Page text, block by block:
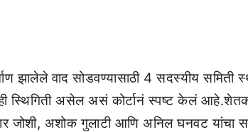
झालेले वाद सोडवण्यासाठी 4 सदस्यीय समिती
असेल असं कोर्टानं स्पष्ट केलं
जोशी, अशोक गुलाटी आणि अनिल घनवट